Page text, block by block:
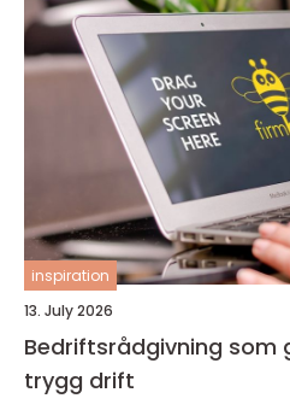
inspiration
13. July 2026
Bedriftsrådgivning som
trygg drift